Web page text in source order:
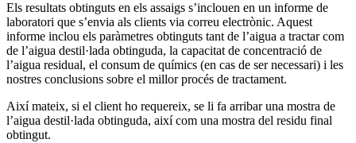
Els resultats obtinguts en els assaigs s’inclouen en un informe de
laboratori que s’envia als clients via correu electrònic. Aquest
informe inclou els paràmetres obtinguts tant de l’aigua a tractar com
de l’aigua destil·lada obtinguda, la capacitat de concentració de
l’aigua residual, el consum de químics (en cas de ser necessari) i les
nostres conclusions sobre el millor procés de tractament.
Així mateix, si el client ho requereix, se li fa arribar una mostra de
l’aigua destil·lada obtinguda, així com una mostra del residu final
obtingut.